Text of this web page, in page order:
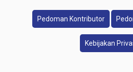
Pedoman Kontributor
Kebijakan